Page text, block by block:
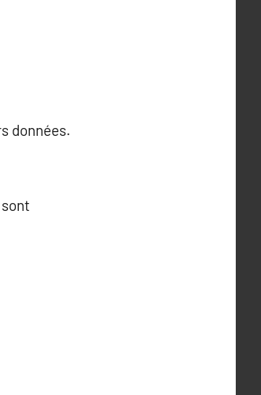
données.